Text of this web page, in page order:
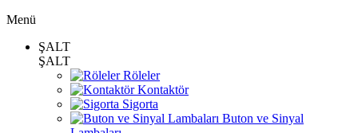
Menü
ŞALT
ŞALT
Röleler
Kontaktör
Sigorta
Buton ve Sinyal